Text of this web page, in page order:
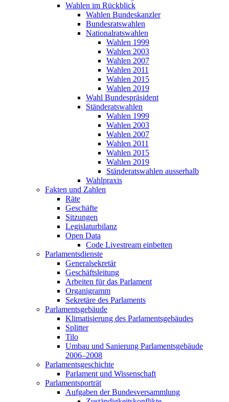
Wahlen im Rückblick
Wahlen Bundeskanzler
Bundesratswahlen
Nationalratswahlen
Wahlen 1999
Wahlen 2003
Wahlen 2007
Wahlen 2011
Wahlen 2015
Wahlen 2019
Wahl Bundespräsident
Ständeratswahlen
Wahlen 1999
Wahlen 2003
Wahlen 2007
Wahlen 2011
Wahlen 2015
Wahlen 2019
Ständeratswahlen ausserhalb
Wahlpraxis
Fakten und Zahlen
Räte
Geschäfte
Sitzungen
Legislaturbilanz
Open Data
Code Livestream einbetten
Parlamentsdienste
Generalsekretär
Geschäftsleitung
Arbeiten für das Parlament
Organigramm
Sekretäre des Parlaments
Parlamentsgebäude
Klimatisierung des Parlamentsgebäudes
Splitter
Tilo
Umbau und Sanierung Parlamentsgebäude
2006–2008
Parlamentsgeschichte
Parlament und Wissenschaft
Parlamentsporträt
Aufgaben der Bundesversammlung